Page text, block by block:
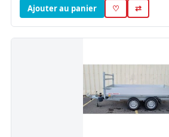
Ajouter au panier
♡ ⇄